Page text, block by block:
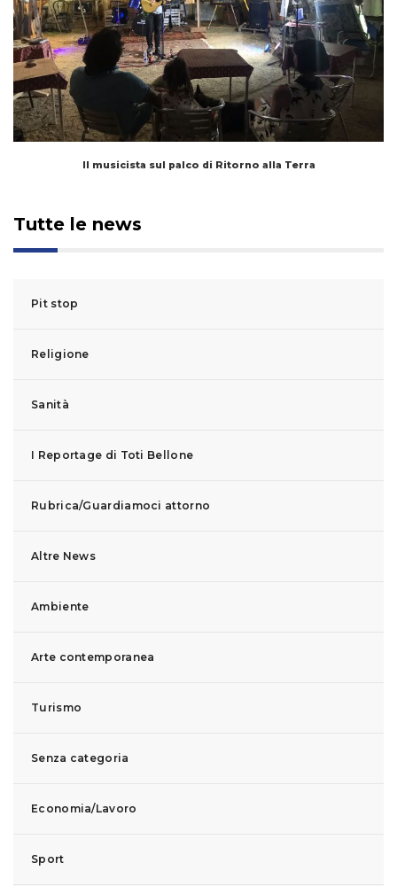
Il musicista sul palco di Ritorno alla Terra
Tutte le news
Pit stop
Religione
Sanità
I Reportage di Toti Bellone
Rubrica/Guardiamoci attorno
Altre News
Ambiente
Arte contemporanea
Turismo
Senza categoria
Economia/Lavoro
Sport